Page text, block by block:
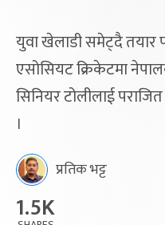
युवा खेलाडी समेट्दै तयार
एसोसियट क्रिकेटमा
सिनियर टोलीलाई
।
प्रतिक भट्ट
1.5K